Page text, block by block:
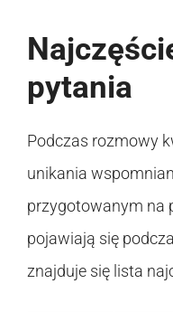
pytania
Podczas rozmowy
unikania
przygotowanym na
pojawiają się
znajduje się lista